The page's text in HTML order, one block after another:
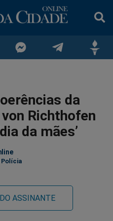
no
Messenger
no
Telegram
da
Richthofen
da mães’
Polícia
ASSINANTE